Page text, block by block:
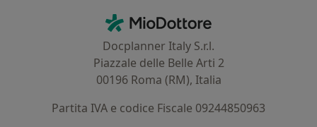
MioDottore - Homepage
Docplanner Italy S.r.l.
Piazzale delle Belle Arti 2
00196 Roma (RM), Italia
Partita IVA e codice Fiscale 09244850963